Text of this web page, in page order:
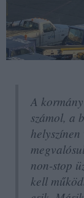
A
számol, a
non-stop
kell